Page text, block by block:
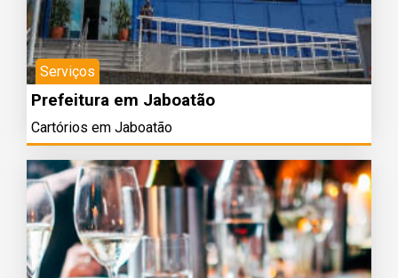
Serviços
Prefeitura em Jaboatão
Cartórios em Jaboatão